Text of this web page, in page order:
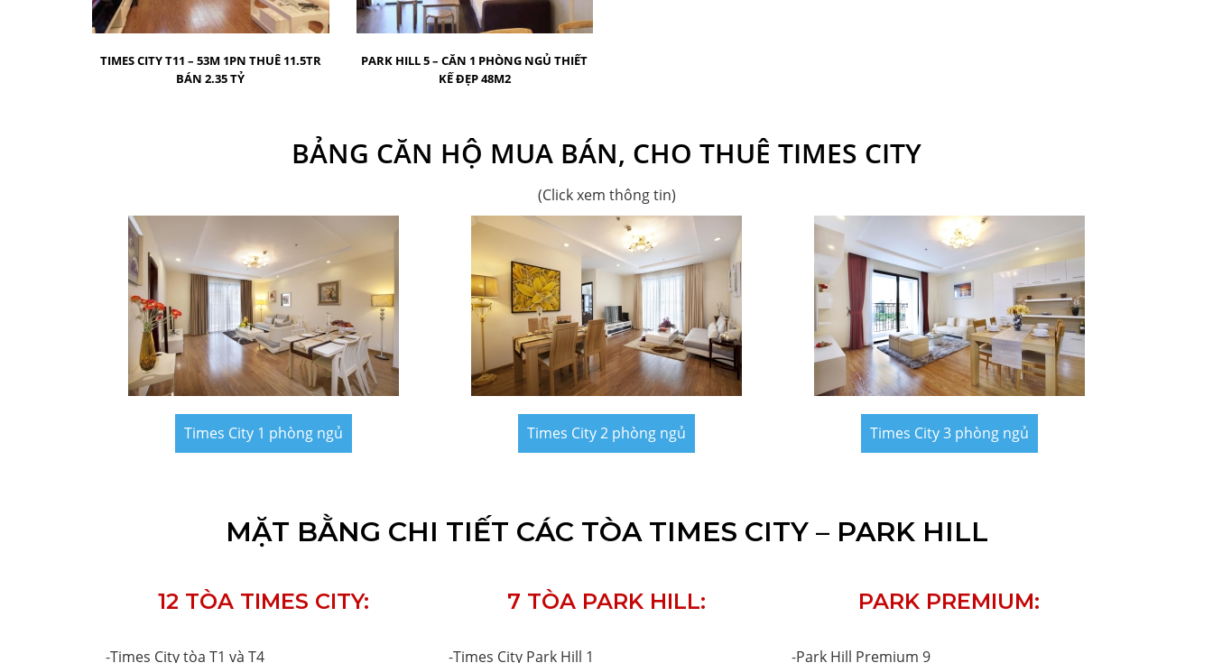
TIMES CITY T11 – 53M 1PN THUÊ 11.5TR
BÁN 2.35 TỶ
PARK HILL 5 – CĂN 1 PHÒNG NGỦ THIẾT
KẾ ĐẸP 48M2
BẢNG CĂN HỘ MUA BÁN, CHO THUÊ TIMES CITY
(Click xem thông tin)
Times City 1 phòng ngủ Times City 2 phòng ngủ Times City 3 phòng ngủ
MẶT BẰNG CHI TIẾT CÁC TÒA TIMES CITY – PARK HILL
12 TÒA TIMES CITY:
-Times City tòa T1 và T4
7 TÒA PARK HILL:
-Times City Park Hill 1
PARK PREMIUM:
-Park Hill Premium 9